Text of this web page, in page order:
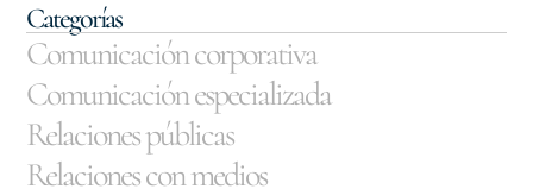
Categorías
Comunicación corporativa
Comunicación especializada
Relaciones públicas
Relaciones con medios